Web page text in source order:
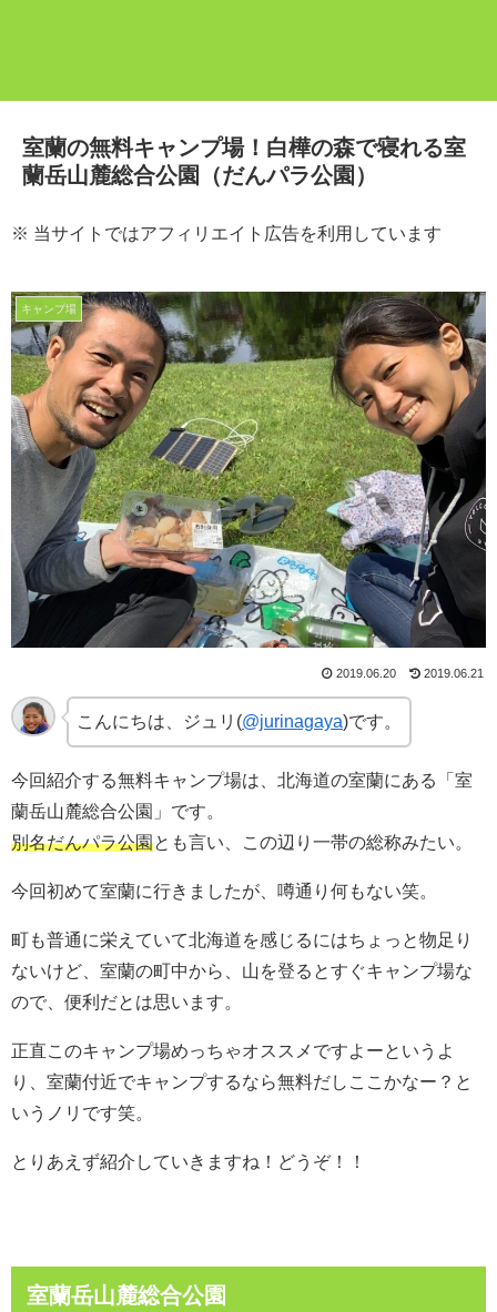
室蘭の無料キャンプ場！白樺の森で寝れる室
蘭岳山麓総合公園（だんパラ公園）
※ 当サイトではアフィリエイト広告を利用しています
キャンプ場
2019.06.20 2019.06.21
こんにちは、ジュリ(@jurinagaya)です。
今回紹介する無料キャンプ場は、北海道の室蘭にある「室
蘭岳山麓総合公園」です。
別名だんパラ公園とも言い、この辺り一帯の総称みたい。
今回初めて室蘭に行きましたが、噂通り何もない笑。
町も普通に栄えていて北海道を感じるにはちょっと物足り
ないけど、室蘭の町中から、山を登るとすぐキャンプ場な
ので、便利だとは思います。
正直このキャンプ場めっちゃオススメですよーというよ
り、室蘭付近でキャンプするなら無料だしここかなー？と
いうノリです笑。
とりあえず紹介していきますね！どうぞ！！
室蘭岳山麓総合公園